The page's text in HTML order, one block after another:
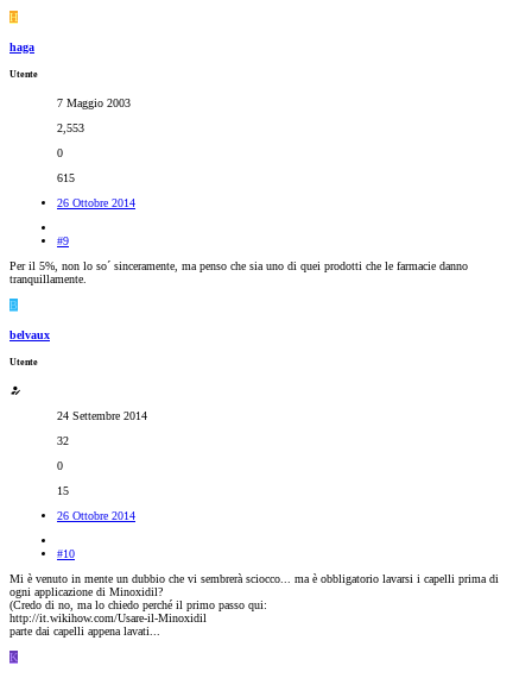
H
haga
Utente
7 Maggio 2003
2,553
0
615
26 Ottobre 2014
#9
Per il 5%, non lo so´ sinceramente, ma penso che sia uno di quei prodotti che le farmacie danno
tranquillamente.
B
belvaux
Utente
24 Settembre 2014
32
0
15
26 Ottobre 2014
#10
Mi è venuto in mente un dubbio che vi sembrerà sciocco... ma è obbligatorio lavarsi i capelli prima di
ogni applicazione di Minoxidil?
(Credo di no, ma lo chiedo perché il primo passo qui:
http://it.wikihow.com/Usare-il-Minoxidil
parte dai capelli appena lavati...
K